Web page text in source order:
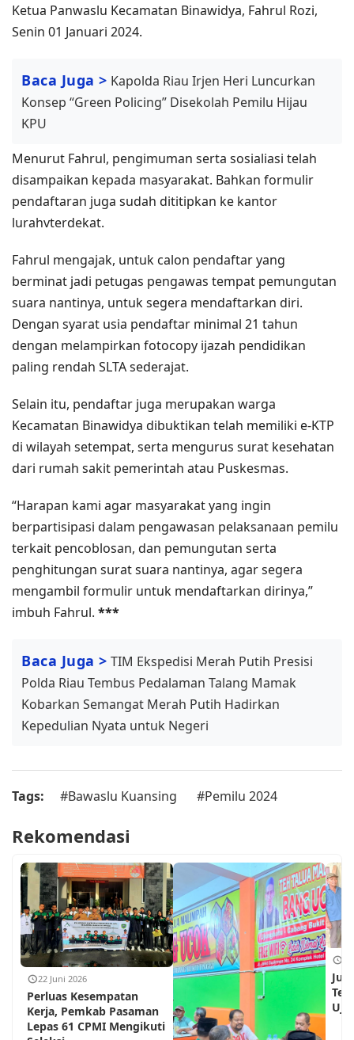
Ketua Panwaslu Kecamatan Binawidya, Fahrul Rozi,
Senin 01 Januari 2024.
Baca Juga > Kapolda Riau Irjen Heri Luncurkan
Konsep “Green Policing” Disekolah Pemilu Hijau
KPU
Menurut Fahrul, pengimuman serta sosialiasi telah
disampaikan kepada masyarakat. Bahkan formulir
pendaftaran juga sudah dititipkan ke kantor
lurahvterdekat.
Fahrul mengajak, untuk calon pendaftar yang
berminat jadi petugas pengawas tempat pemungutan
suara nantinya, untuk segera mendaftarkan diri.
Dengan syarat usia pendaftar minimal 21 tahun
dengan melampirkan fotocopy ijazah pendidikan
paling rendah SLTA sederajat.
Selain itu, pendaftar juga merupakan warga
Kecamatan Binawidya dibuktikan telah memiliki e-KTP
di wilayah setempat, serta mengurus surat kesehatan
dari rumah sakit pemerintah atau Puskesmas.
“Harapan kami agar masyarakat yang ingin
berpartisipasi dalam pengawasan pelaksanaan pemilu
terkait pencoblosan, dan pemungutan serta
penghitungan surat suara nantinya, agar segera
mengambil formulir untuk mendaftarkan dirinya,”
imbuh Fahrul. ***
Baca Juga > TIM Ekspedisi Merah Putih Presisi
Polda Riau Tembus Pedalaman Talang Mamak
Kobarkan Semangat Merah Putih Hadirkan
Kepedulian Nyata untuk Negeri
Tags: #Bawaslu Kuansing #Pemilu 2024
Rekomendasi
22 Juni 2026
Perluas Kesempatan
Kerja, Pemkab Pasaman
Lepas 61 CPMI Mengikuti